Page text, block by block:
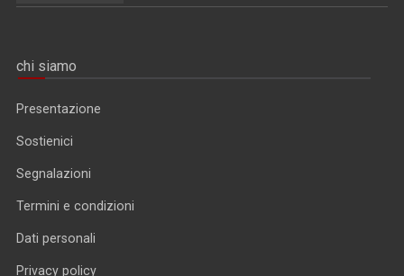
chi siamo
Presentazione
Sostienici
Segnalazioni
Termini e condizioni
Dati personali
Privacy policy